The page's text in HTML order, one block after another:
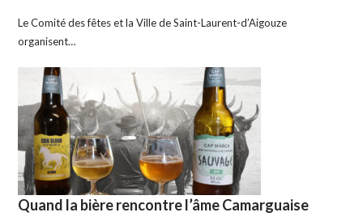
Le Comité des fêtes et la Ville de Saint-Laurent-d’Aigouze
organisent…
Quand la bière rencontre l’âme Camarguaise